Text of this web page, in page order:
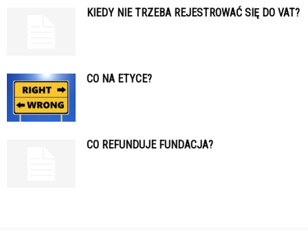
KIEDY NIE TRZEBA REJESTROWAĆ SIĘ DO VAT?
CO NA ETYCE?
CO REFUNDUJE FUNDACJA?